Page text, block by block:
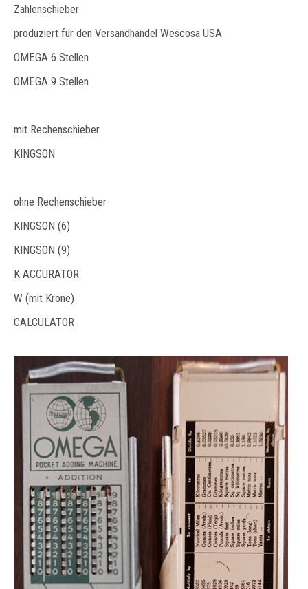
Zahlenschieber
produziert für den Versandhandel Wescosa USA
OMEGA 6 Stellen
OMEGA 9 Stellen
mit Rechenschieber
KINGSON
ohne Rechenschieber
KINGSON (6)
KINGSON (9)
K ACCURATOR
W (mit Krone)
CALCULATOR